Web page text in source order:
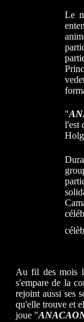
Le
"
l'est
Au fil des mois
s'empare de la
rejoint aussi ses
qu'elle trouve et
joue "